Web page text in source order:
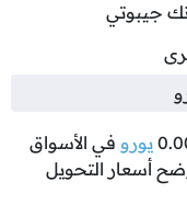
جيبوتي
يورو في الأسواق
أسعار التحويل